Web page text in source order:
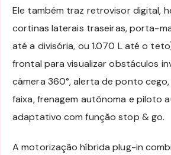
Ele também traz retrovisor digital,
cortinas laterais traseiras, porta-
até a divisória, ou 1.070 L até o
frontal para visualizar obstáculos
câmera 360°, alerta de ponto
faixa, frenagem autônoma e piloto
adaptativo com função stop & go.
A motorização híbrida plug-in